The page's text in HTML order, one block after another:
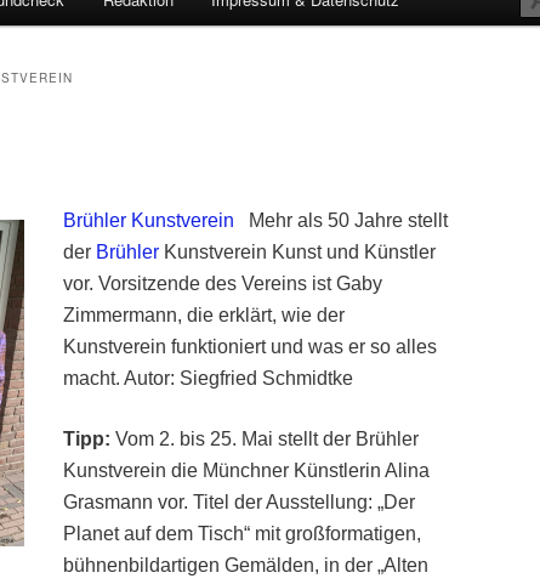
Brühler Kunstverein
Mehr als 50 Jahre stellt
der Brühler Kunstverein Kunst und Künstler
vor. Vorsitzende des Vereins ist Gaby
Zimmermann, die erklärt, wie der
Kunstverein funktioniert und was er so alles
macht. Autor: Siegfried Schmidtke
Tipp: Vom 2. bis 25. Mai stellt der Brühler
Kunstverein die Münchner Künstlerin Alina
Grasmann vor. Titel der Ausstellung: „Der
Planet auf dem Tisch“ mit großformatigen,
bühnenbildartigen Gemälden, in der „Alten